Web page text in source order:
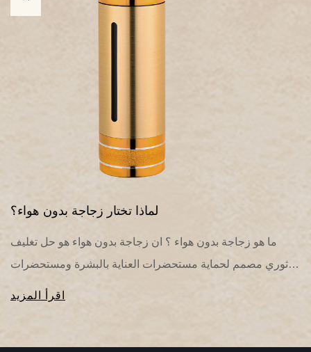
ثوري مصمم
زجاجة كريم مستحضرات التجميل الفارغة؟
الدليل النهائي للتعبئة والتغليف الكمال في صناعة التجميل شديدة
يتم تحديد نجاح المنتج قبل وقت طويل من تجربة